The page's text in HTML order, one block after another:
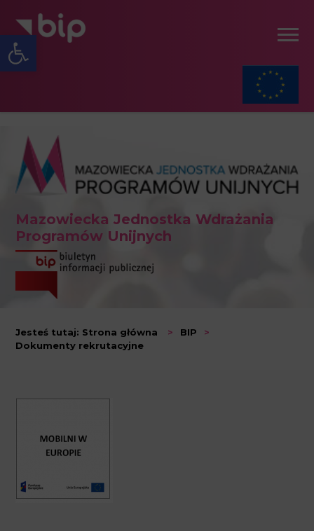
Open toolbar
Mazowiecka Jednostka Wdrażania
Programów Unijnych
Jesteś tutaj: Strona główna > BIP
>
Dokumenty rekrutacyjne